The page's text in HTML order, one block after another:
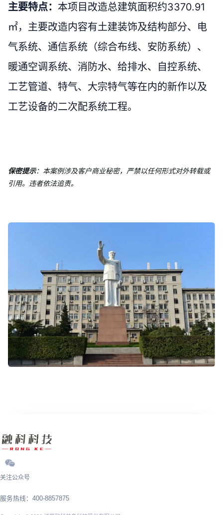
主要特点： 本项目改造总建筑面积约3370.91
㎡，主要改造内容有土建装饰及结构部分、电
气系统、通信系统（综合布线、安防系统）、
暖通空调系统、消防水、给排水、自控系统、
工艺管道、特气、大宗特气等在内的新作以及
工艺设备的二次配系统工程。
保密提示：本案例涉及客户商业秘密，严禁以任何形式对外转载或
引用。违者依法追责。
关注公众号
服务热线：400-8857875